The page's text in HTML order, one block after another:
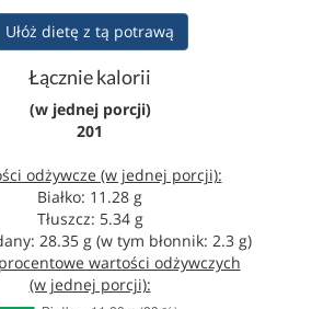
Ułóż dietę z tą potrawą
Łącznie kalorii
(w jednej porcji)
201
odżywcze (w jednej porcji):
Białko: 11.28 g
Tłuszcz: 5.34 g
28.35 g (w tym błonnik: 2.3 g)
wartości odżywczych
(w jednej porcji):